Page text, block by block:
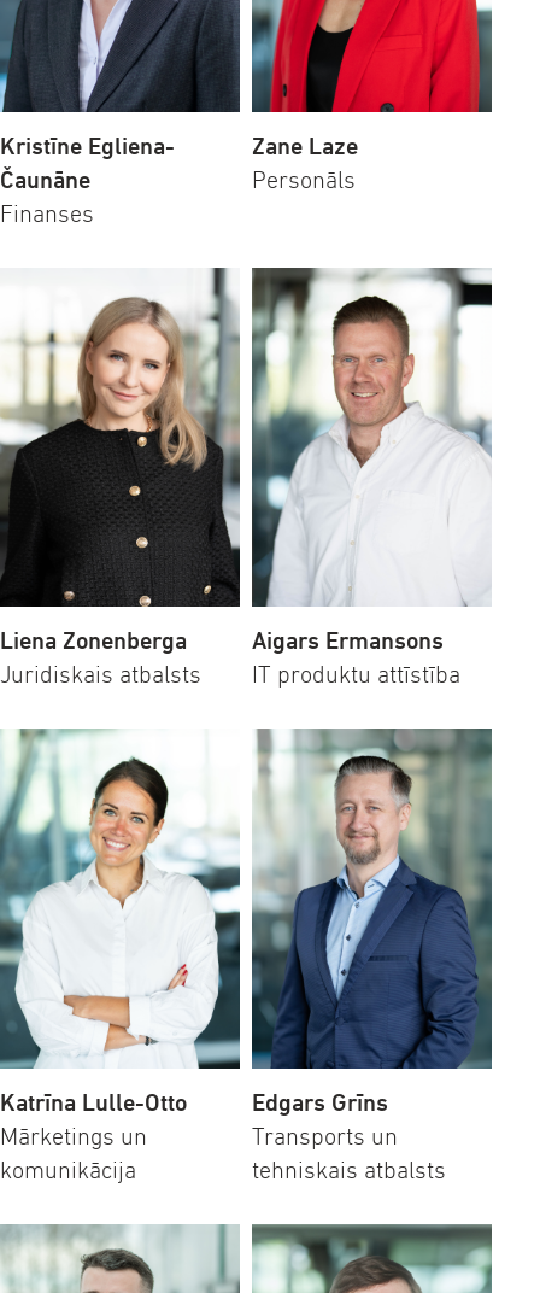
Kristīne Egliena-
Čaunāne
Finanses
Zane Laze
Personāls
Liena Zonenberga
Juridiskais atbalsts
Aigars Ermansons
IT produktu attīstība
Katrīna Lulle-Otto
Mārketings un
komunikācija
Edgars Grīns
Transports un
tehniskais atbalsts